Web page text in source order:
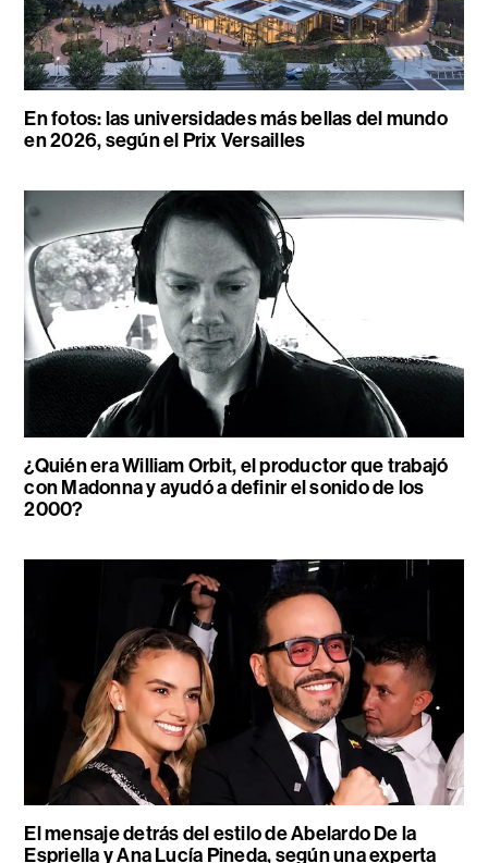
En fotos: las universidades más bellas del mundo
en 2026, según el Prix Versailles
¿Quién era William Orbit, el productor que trabajó
con Madonna y ayudó a definir el sonido de los
2000?
El mensaje detrás del estilo de Abelardo De la
Espriella y Ana Lucía Pineda, según una experta